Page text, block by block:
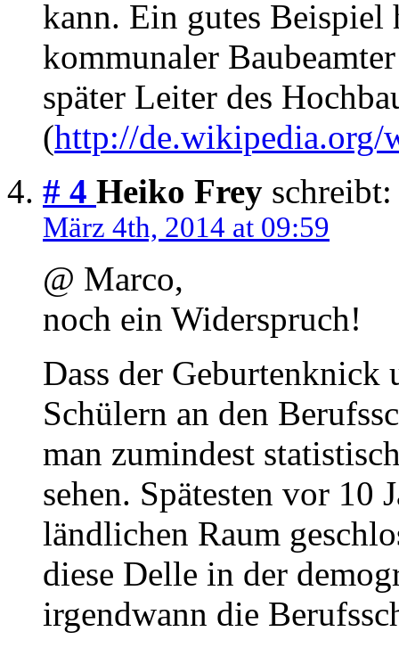
kann. Ein gutes
kommunaler
später Leiter des
(http://
# 4 Heiko Frey schreibt:
März 4th, 2014 at 09:59
@ Marco,
noch ein Widerspruch!
Dass der
Schülern an den
man zumindest
sehen. Spätesten vor 10
ländlichen Raum
diese Delle in der
irgendwann die